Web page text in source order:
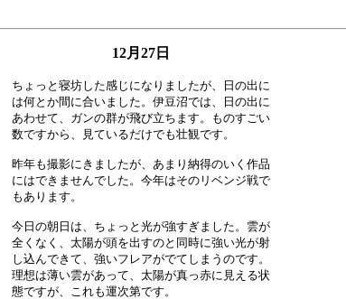
12月27日
ちょっと寝坊した感じになりましたが、日の出に
は何とか間に合いました。伊豆沼では、日の出に
あわせて、ガンの群が飛び立ちます。ものすごい
数ですから、見ているだけでも壮観です。
昨年も撮影にきましたが、あまり納得のいく作品
にはできませんでした。今年はそのリベンジ戦で
もあります。
今日の朝日は、ちょっと光が強すぎました。雲が
全くなく、太陽が頭を出すのと同時に強い光が射
し込んできて、強いフレアがでてしまうのです。
理想は薄い雲があって、太陽が真っ赤に見える状
態ですが、これも運次第です。